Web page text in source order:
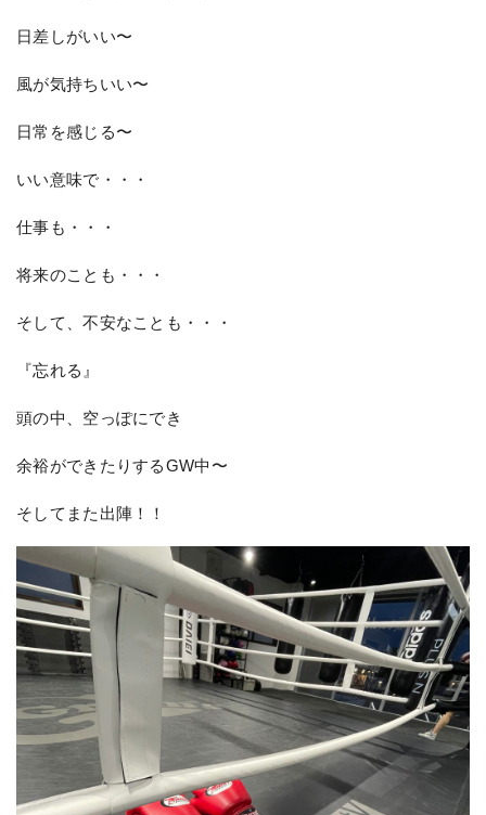
日差しがいい〜
風が気持ちいい〜
日常を感じる〜
いい意味で・・・
仕事も・・・
将来のことも・・・
そして、不安なことも・・・
『忘れる』
頭の中、空っぽにでき
余裕ができたりするGW中〜
そしてまた出陣！！